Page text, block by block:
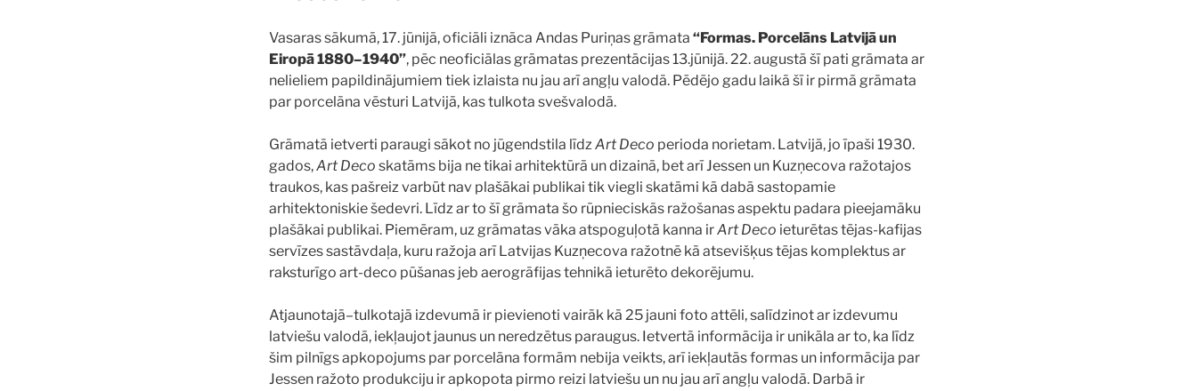
Vasaras sākumā, 17. jūnijā, oficiāli iznāca Andas Puriņas grāmata “Formas. Porcelāns Latvijā un
Eiropā 1880–1940”, pēc neoficiālas grāmatas prezentācijas 13.jūnijā. 22. augustā šī pati grāmata ar
nelieliem papildinājumiem tiek izlaista nu jau arī angļu valodā. Pēdējo gadu laikā šī ir pirmā grāmata
par porcelāna vēsturi Latvijā, kas tulkota svešvalodā.
Grāmatā ietverti paraugi sākot no jūgendstila līdzArt Deco perioda norietam. Latvijā, jo īpaši 1930.
gados,Art Deco skatāms bija ne tikai arhitektūrā un dizainā, bet arī Jessen un Kuzņecova ražotajos
traukos, kas pašreiz varbūt nav plašākai publikai tik viegli skatāmi kā dabā sastopamie
arhitektoniskie šedevri. Līdz ar to šī grāmata šo rūpnieciskās ražošanas aspektu padara pieejamāku
plašākai publikai. Piemēram, uz grāmatas vāka atspoguļotā kanna irArt Deco ieturētas tējas-kafijas
servīzes sastāvdaļa, kuru ražoja arī Latvijas Kuzņecova ražotnē kā atsevišķus tējas komplektus ar
raksturīgo art-deco pūšanas jeb aerogrāfijas tehnikā ieturēto dekorējumu.
Atjaunotajā–tulkotajā izdevumā ir pievienoti vairāk kā 25 jauni foto attēli, salīdzinot ar izdevumu
latviešu valodā, iekļaujot jaunus un neredzētus paraugus. Ietvertā informācija ir unikāla ar to, ka līdz
šim pilnīgs apkopojums par porcelāna formām nebija veikts, arī iekļautās formas un informācija par
Jessen ražoto produkciju ir apkopota pirmo reizi latviešu un nu jau arī angļu valodā. Darbā ir